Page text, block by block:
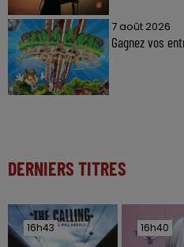
7 août 2026
Gagnez vos
DERNIERS TITRES
16h43
16h43 16h40
16h40